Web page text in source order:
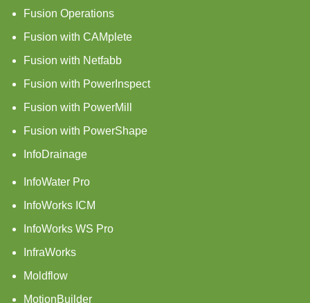
Fusion Operations
Fusion with CAMplete
Fusion with Netfabb
Fusion with PowerInspect
Fusion with PowerMill
Fusion with PowerShape
InfoDrainage
InfoWater Pro
InfoWorks ICM
InfoWorks WS Pro
InfraWorks
Moldflow
MotionBuilder